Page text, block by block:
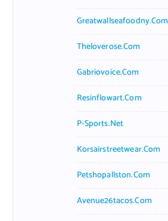
Greatwallseafoodny.com
Theloverose.com
Gabriovoice.com
Resinflowart.com
P-Sports.net
Korsairstreetwear.com
Petshopallston.com
Avenue26tacos.com